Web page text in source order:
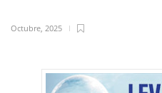
Octubre, 2025